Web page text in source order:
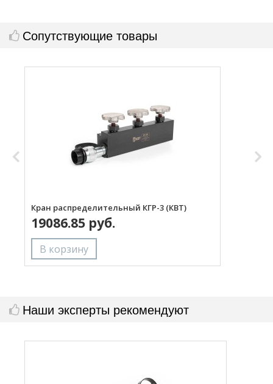
Сопутствующие товары
Кран распределительный КГР-3 (КВТ)
19086.85 руб.
Наши эксперты рекомендуют